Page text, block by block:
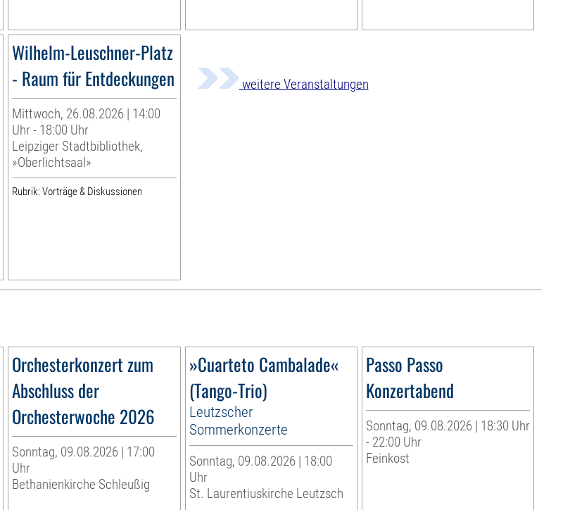
Wilhelm-Leuschner-Platz
- Raum für Entdeckungen
Mittwoch, 26.08.2026 | 14:00
Uhr - 18:00 Uhr
Leipziger Stadtbibliothek,
»Oberlichtsaal»
Rubrik: Vorträge & Diskussionen
weitere Veranstaltungen
Orchesterkonzert zum
Abschluss der
Orchesterwoche 2026
Sonntag, 09.08.2026 | 17:00
Uhr
Bethanienkirche Schleußig
»Cuarteto Cambalade«
(Tango-Trio)
Leutzscher
Sommerkonzerte
Sonntag, 09.08.2026 | 18:00
Uhr
St. Laurentiuskirche Leutzsch
Passo Passo
Konzertabend
Sonntag, 09.08.2026 | 18:30 Uhr
- 22:00 Uhr
Feinkost